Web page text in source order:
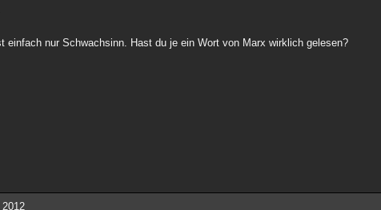
einfach nur Schwachsinn. Hast du je ein Wort von Marx wirklich gelesen?
2012